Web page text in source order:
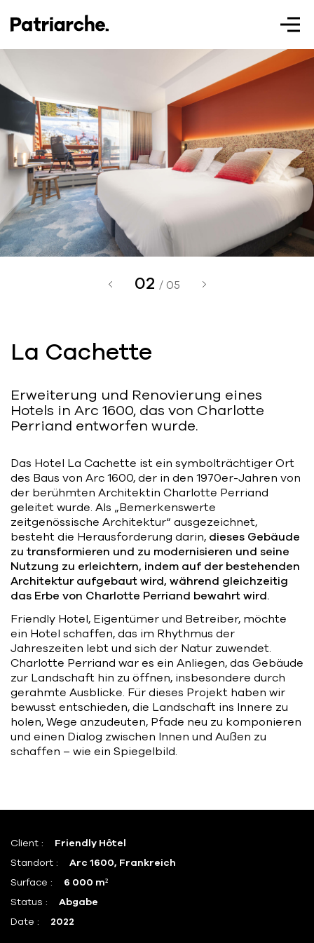
02 / 05
La Cachette
Erweiterung und Renovierung eines
Hotels in Arc 1600, das von Charlotte
Perriand entworfen wurde.
Das Hotel La Cachette ist ein symbolträchtiger Ort
des Baus von Arc 1600, der in den 1970er-Jahren von
der berühmten Architektin Charlotte Perriand
geleitet wurde. Als „Bemerkenswerte
zeitgenössische Architektur“ ausgezeichnet,
besteht die Herausforderung darin, dieses Gebäude
zu transformieren und zu modernisieren und seine
Nutzung zu erleichtern, indem auf der bestehenden
Architektur aufgebaut wird, während gleichzeitig
das Erbe von Charlotte Perriand bewahrt wird.
Friendly Hotel, Eigentümer und Betreiber, möchte
ein Hotel schaffen, das im Rhythmus der
Jahreszeiten lebt und sich der Natur zuwendet.
Charlotte Perriand war es ein Anliegen, das Gebäude
zur Landschaft hin zu öffnen, insbesondere durch
gerahmte Ausblicke. Für dieses Projekt haben wir
bewusst entschieden, die Landschaft ins Innere zu
holen, Wege anzudeuten, Pfade neu zu komponieren
und einen Dialog zwischen Innen und Außen zu
schaffen – wie ein Spiegelbild.
Client :
Friendly Hôtel
Standort :
Arc 1600, Frankreich
Surface :
6 000 m²
Status :
Abgabe
Date :
2022
Patriarche.
Augmented
Architecture
Patriarche.
Maître d'ouvrage
Autumn | Patriarche
Contractant général
Contractant général d’aménagement
intérieur
February | Patriarche
Concepteur de solutions digitales
appliquées au bâtiment
Walter | Patriarche
Exploitant, fournisseur de services et
animateur d’espaces